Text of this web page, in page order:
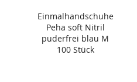
Einmalhandschuhe
Peha soft Nitril
puderfrei blau M
100 Stück